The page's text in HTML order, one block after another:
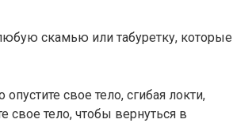
скамью или табуретку, которые
свое тело, сгибая локти,
свое тело, чтобы вернуться в